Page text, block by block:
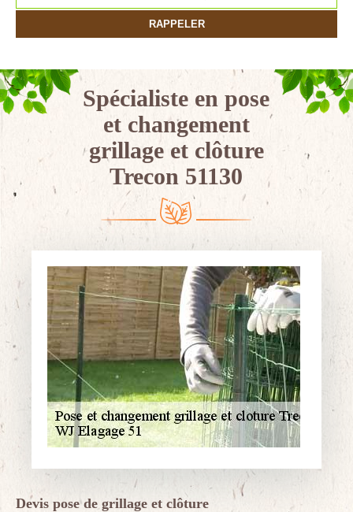
Spécialiste en pose
et changement
grillage et clôture
Trecon 51130
Devis pose de grillage et clôture